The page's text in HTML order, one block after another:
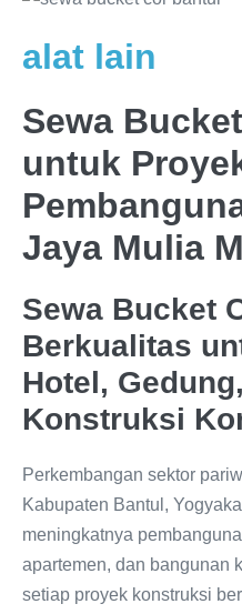
alat lain
Sewa
untuk
Jaya Mulia
Sewa Bucket
Berkualitas
Hotel,
Konstruksi
Perkembangan sektor
Kabupaten Bantul,
meningkatnya
apartemen, dan bangunan
setiap proyek konstruksi